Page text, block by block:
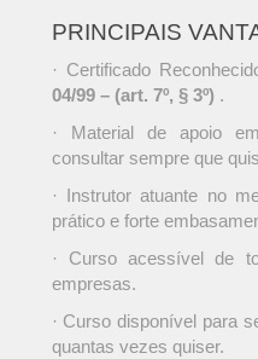
PRINCIPAIS
· Certificado
04/99 – (art. 7º, § 3º) .
· Material de apoio
consultar sempre que
· Instrutor atuante no
prático e forte
· Curso acessível de
empresas.
· Curso disponível para
quantas vezes quiser.